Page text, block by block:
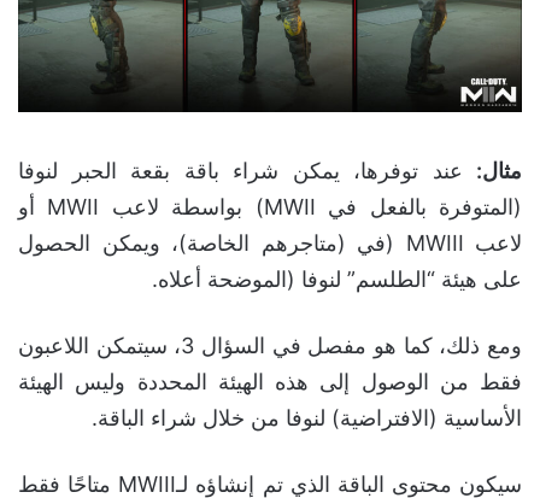
مثال: عند توفرها، يمكن شراء باقة بقعة الحبر لنوفا
(المتوفرة بالفعل في MWII) بواسطة لاعب MWII أو
لاعب MWIII (في (متاجرهم الخاصة)، ويمكن الحصول
على هيئة “الطلسم” لنوفا (الموضحة أعلاه.
ومع ذلك، كما هو مفصل في السؤال 3، سيتمكن اللاعبون
فقط من الوصول إلى هذه الهيئة المحددة وليس الهيئة
الأساسية (الافتراضية) لنوفا من خلال شراء الباقة.
سيكون محتوى الباقة الذي تم إنشاؤه لـMWIII متاحًا فقط